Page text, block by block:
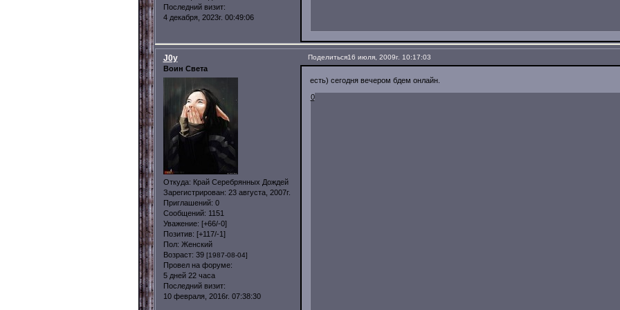
Последний визит:
4 декабря, 2023г. 00:49:06
Поделиться16 июля, 2009г. 10:17:03
J0y
Воин Света
Откуда: Край Серебрянных Дождей
Зарегистрирован: 23 августа, 2007г.
Приглашений: 0
Сообщений: 1151
Уважение: [+66/-0]
Позитив: [+117/-1]
Пол: Женский
Возраст: 39 [1987-08-04]
Провел на форуме:
5 дней 22 часа
Последний визит:
10 февраля, 2016г. 07:38:30
есть) сегодня вечером бдем онлайн.
0